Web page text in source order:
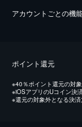
アカウントごとの機
ポイント還元
※40％ポイント還元の対
※iOSアプリのUコイン決
※還元の対象外となる決